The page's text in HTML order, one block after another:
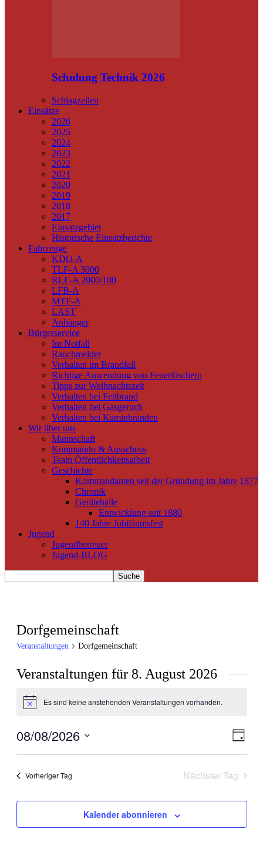
Schulung Technik 2026
Schlagzeilen
Einsätze
2026
2025
2024
2023
2022
2021
2020
2019
2018
2017
Einsatzgebiet
Historische Einsatzberichte
Fahrzeuge
KDO-A
TLF-A 3000
RLF-A 2000/100
LFB-A
MTF-A
LAST
Anhänger
Bürgerservice
Im Notfall
Rauchmelder
Verhalten im Brandfall
Richtige Anwendung von Feuerlöschern
Tipps zur Weihnachtszeit
Verhalten bei Fettbrand
Verhalten bei Gasgeruch
Verhalten bei Kaminbränden
Wir über uns
Mannschaft
Kommando & Ausschuss
Team Öffentlichkeitsarbeit
Geschichte
Kommandanten seit der Gründung im Jahre 1877
Chronik
Gerätehalle
Entwicklung seit 1880
140 Jahre Jubiläumsfest
Jugend
Jugendbetreuer
Jugend-BLOG
Dorfgemeinschaft
Veranstaltungen Dorfgemeinschaft
Veranstaltungen für 8. August 2026
HinweisEs sind keine anstehenden Veranstaltungen vorhanden.
Tag
08/08/2026
Vorheriger Tag
Nächster Tag
Kalender abonnieren